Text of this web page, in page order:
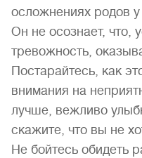
осложнениях родов
Он не осознает, что,
тревожность,
Постарайтесь, как
внимания на
лучше, вежливо
скажите, что вы не
Не бойтесь обидеть